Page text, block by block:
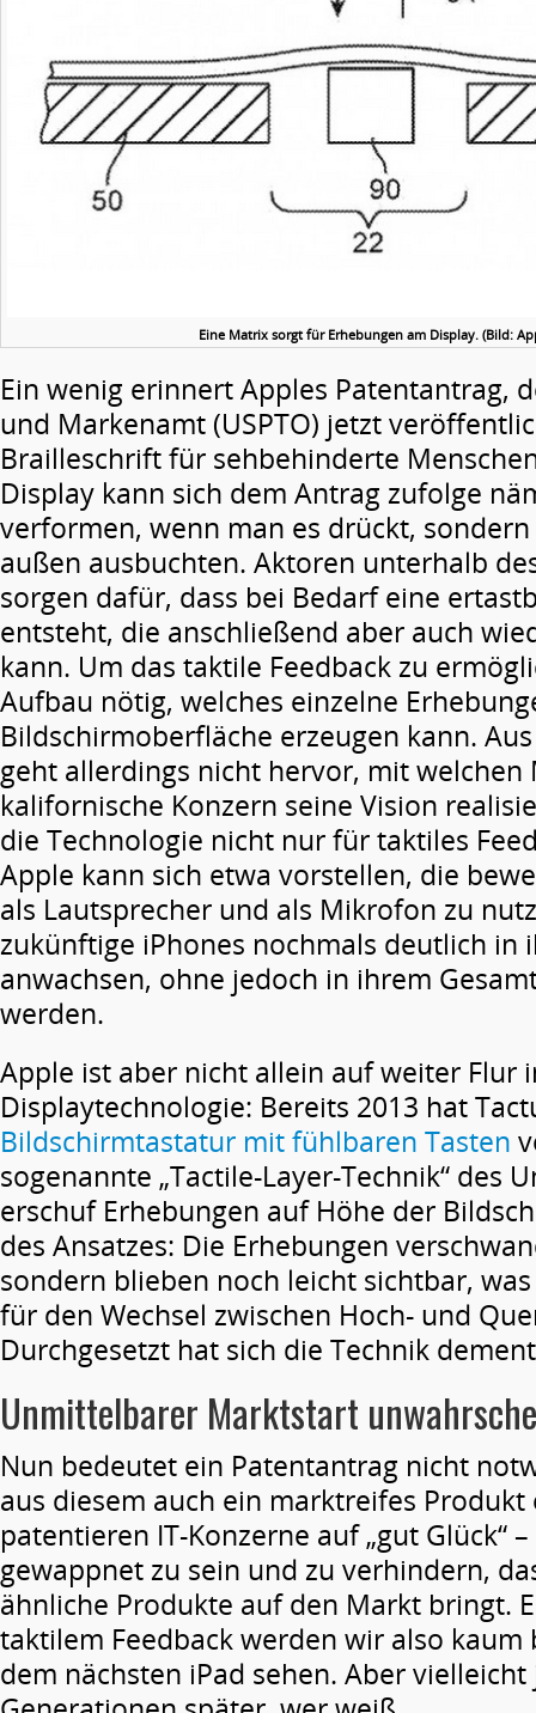
Eine Matrix sorgt für Erhebungen am Display. (Bild:
Ein wenig erinnert Apples Patentantrag,
und Markenamt (USPTO) jetzt
Brailleschrift für sehbehinderte
Display kann sich dem Antrag zufolge
verformen, wenn man es drückt,
außen ausbuchten. Aktoren unterhalb
sorgen dafür, dass bei Bedarf eine
entsteht, die anschließend aber auch
kann. Um das taktile Feedback zu
Aufbau nötig, welches einzelne
Bildschirmoberfläche erzeugen kann.
geht allerdings nicht hervor, mit welchen
kalifornische Konzern seine Vision
die Technologie nicht nur für taktiles
Apple kann sich etwa vorstellen, die
als Lautsprecher und als Mikrofon zu
zukünftige iPhones nochmals deutlich in
anwachsen, ohne jedoch in ihrem
werden.
Apple ist aber nicht allein auf weiter Flur
Displaytechnologie: Bereits 2013 hat
Bildschirmtastatur mit fühlbaren Tasten
sogenannte „Tactile-Layer-Technik“ des
erschuf Erhebungen auf Höhe der
des Ansatzes: Die Erhebungen
sondern blieben noch leicht sichtbar,
für den Wechsel zwischen Hoch- und
Durchgesetzt hat sich die Technik
Unmittelbarer Marktstart
Nun bedeutet ein Patentantrag nicht
aus diesem auch ein marktreifes
patentieren IT-Konzerne auf „gut Glück“
gewappnet zu sein und zu verhindern,
ähnliche Produkte auf den Markt bringt.
taktilem Feedback werden wir also kaum
dem nächsten iPad sehen. Aber